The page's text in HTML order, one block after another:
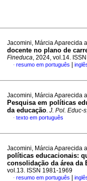
Jacomini, Márcia Aparecida
docente no plano de
Fineduca, 2024, vol.14.
· resumo em português
Jacomini, Márcia Aparecida
Pesquisa em políticas
da educação. J. Pol. Educ-s
· texto em português
Jacomini, Márcia Aparecida
políticas educacionais:
consolidação da área da
vol.13. ISSN 1981-1969
· resumo em português